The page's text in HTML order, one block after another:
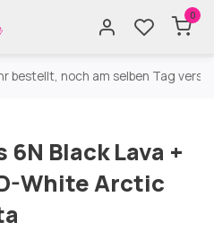
0
bestellt, noch am selben Tag
Black Lava +
White Arctic